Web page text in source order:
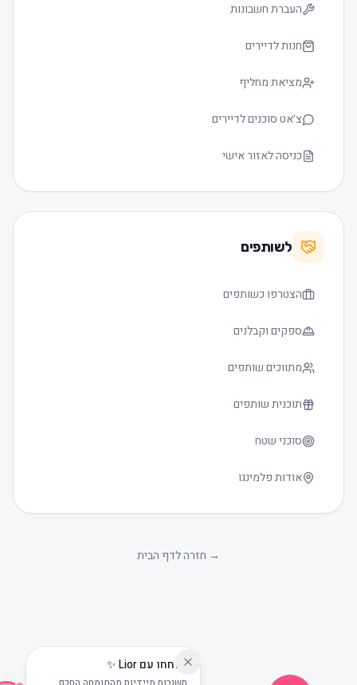
גודל טקסט
שוחחו עם Lior ✨
העברת חשבונות
חנות לדיירים
מציאת מחליף
צ׳אט סוכנים לדיירים
כניסה לאזור אישי
לשותפים
הצטרפו כשותפים
ספקים וקבלנים
מתווכים שותפים
תוכנית שותפים
סוכני שטח
אודות פלמינגו
חזרה לדף הבית